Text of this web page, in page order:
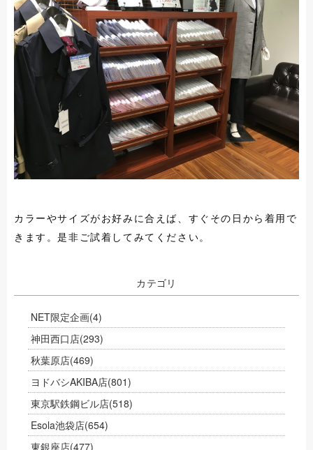
カラーやサイズがお好みに合えば、すぐその日から着用で
きます。是非ご試着してみてください。
カテゴリ
NET限定企画(4)
神田西口店(293)
秋葉原店(469)
ヨドバシAKIBA店(801)
東京駅鉄鋼ビル店(518)
Esola池袋店(654)
東銀座店(477)